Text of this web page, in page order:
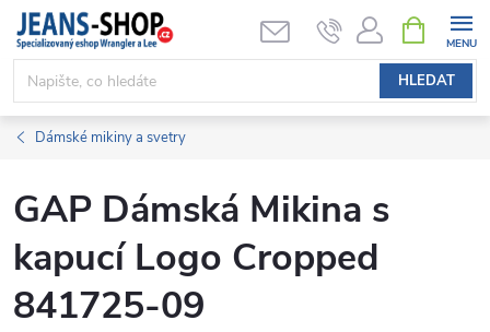
Přejít
obsah
HLEDAT
NÁKUPNÍ
KOŠÍK
Dámské mikiny a svetry
GAP Dámská Mikina s
kapucí Logo Cropped
841725-09